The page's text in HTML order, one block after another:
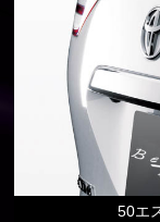
50エ